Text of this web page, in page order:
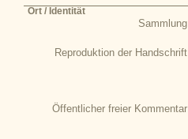
Ort / Identität
Sammlung
Reproduktion der Handschrift
Öffentlicher freier Kommentar